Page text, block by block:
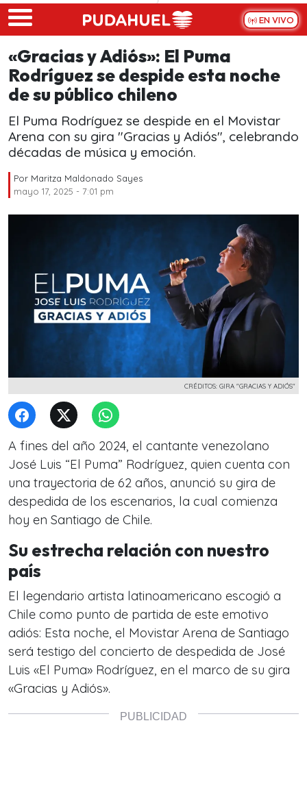
Skip to main content
EN VIVO
«Gracias y Adiós»: El Puma
Rodríguez se despide esta noche
de su público chileno
El Puma Rodríguez se despide en el Movistar
Arena con su gira "Gracias y Adiós", celebrando
décadas de música y emoción.
Por Maritza Maldonado Sayes
mayo 17, 2025 - 7:01 pm
CRÉDITOS: GIRA "GRACIAS Y ADIÓS"
A fines del año 2024, el cantante venezolano
José Luis “El Puma” Rodríguez, quien cuenta con
una trayectoria de 62 años, anunció su gira de
despedida de los escenarios, la cual comienza
hoy en Santiago de Chile.
Su estrecha relación con nuestro
país
El legendario artista latinoamericano escogió a
Chile como punto de partida de este emotivo
adiós: Esta noche, el Movistar Arena de Santiago
será testigo del concierto de despedida de José
Luis «El Puma» Rodríguez, en el marco de su gira
«Gracias y Adiós».